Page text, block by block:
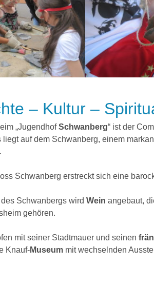
– Kultur –
„JugendhofSchwanberg“ ist der
liegt auf dem Schwanberg, einem
Schwanberg erstreckt sich eine
Schwanbergs wird Wein angebaut,
gehören.
mit seiner Stadtmauer und seinen
Knauf-Museum mit wechselnden